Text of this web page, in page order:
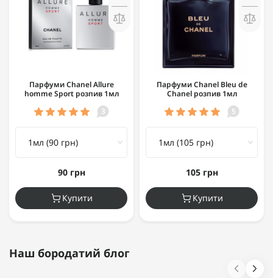
Парфуми Chanel Allure
homme Sport розпив 1мл
3
90 грн
Купити
Парфуми Chanel Bleu de
Chanel розпив 1мл
5
105 грн
Купити
Наш бородатий блог